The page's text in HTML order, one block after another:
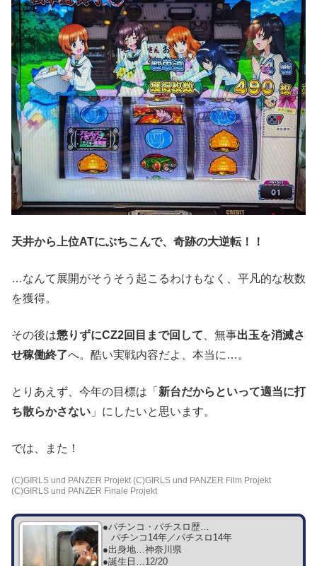
天井から上位ATにぶちこんで、奇跡の大逆転！！
…なんて展開がそうそう起こるわけもなく、平凡的な枚数
を獲得。
その後は懲りずにCZ2回目まで回して 、無事出玉を消滅さ
せ稼働終了へ。酷い実戦内容だよ、本当に…。
とりあえず、今年の目標は「 新台だからといって適当に打
ち散らかさない 」にしたいと思います。
では、また！
(C)GIRLS und PANZER Projekt (C)GIRLS und PANZER Film Projekt
(C)GIRLS und PANZER Finale Projekt
●パチンコ・パチスロ歴…
パチンコ14年／パチスロ14年
●出身地… 神奈川県
●誕生日… 12/20